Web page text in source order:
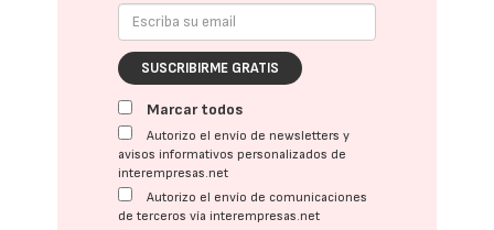
SUSCRIBIRME GRATIS
Marcar todos
Autorizo el envío de newsletters y
avisos informativos personalizados de
interempresas.net
Autorizo el envío de comunicaciones
de terceros vía interempresas.net